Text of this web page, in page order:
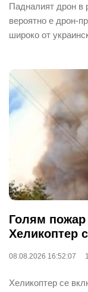
Падналият дрон в
вероятно е дрон-
широко от
Голям пожар
Хеликоптер
08.08.2026 16:52:07
Хеликоптер се